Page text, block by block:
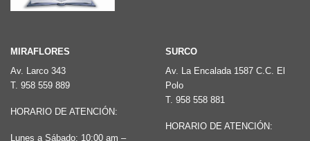
MIRAFLORES
Av. Larco 343
T. 958 559 889
HORARIO DE ATENCIÓN:
Lunes a Sábado: 10:00 am –
SURCO
Av. La Encalada 1587 C.C. El
Polo
T. 958 558 881
HORARIO DE ATENCIÓN: